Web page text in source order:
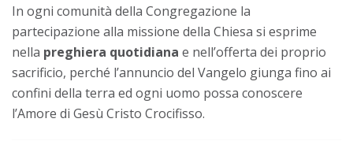
In ogni comunità della Congregazione la
partecipazione alla missione della Chiesa si esprime
nella preghiera quotidiana e nell’offerta dei proprio
sacrificio, perché l’annuncio del Vangelo giunga fino ai
confini della terra ed ogni uomo possa conoscere
l’Amore di Gesù Cristo Crocifisso.